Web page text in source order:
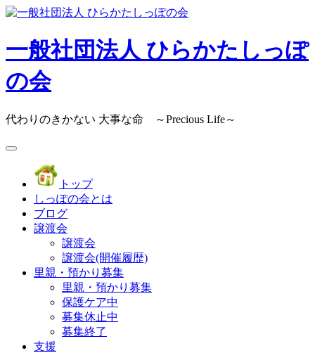
Skip
content
一般社団法人 ひらかたしっぽ
の会
代わりのきかない 大事な命 ～Precious Life～
トップ
しっぽの会とは
ブログ
譲渡会
譲渡会
譲渡会(開催履歴)
里親・預かり募集
里親・預かり募集
保護ケア中
募集休止中
募集終了
支援